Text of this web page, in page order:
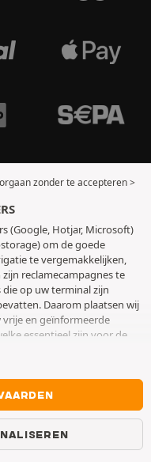
zonder te accepteren >
(Google, Hotjar, Microsoft)
om de goede
te vergemakkelijken,
reclamecampagnes te
die op uw terminal zijn
Daarom plaatsen wij
en geïnformeerde
essentieel zijn voor de
naar de pagina over
kiezen om verder te
andere tracers te
tot diensten niet AD